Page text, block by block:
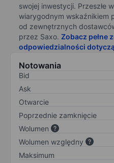
swojej inwestycji. Przeszłe
wiarygodnym wskaźnikiem
od zewnętrznych
przez Saxo. Zobacz pełne
odpowiedzialności
Notowania
Bid
Ask
Otwarcie
Poprzednie zamknięcie
Wolumen
Wolumen względny
Maksimum